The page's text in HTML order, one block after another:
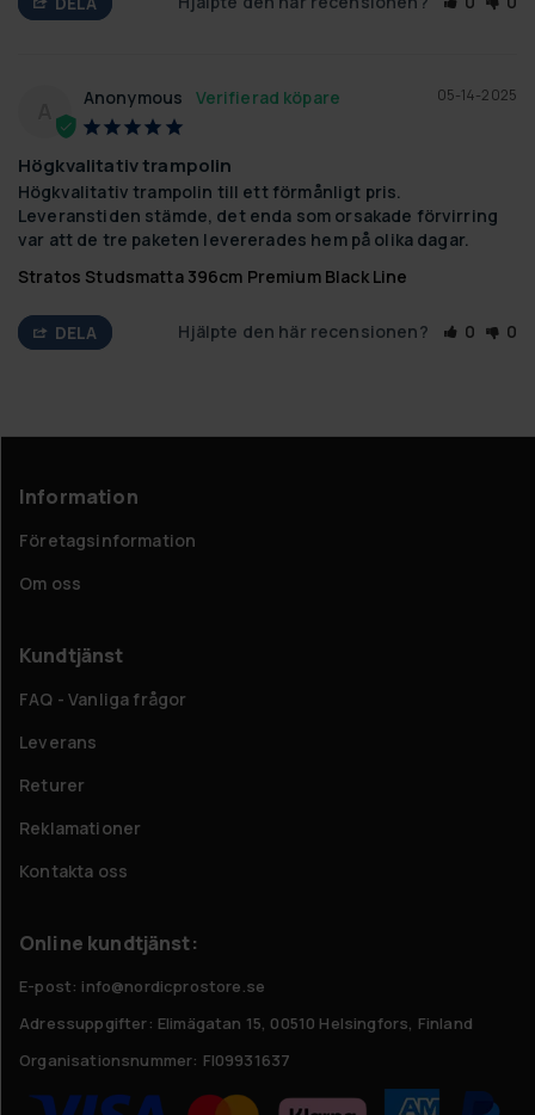
05-14-2025
Anonymous
Högkvalitativ trampolin
Högkvalitativ trampolin till ett förmånligt pris.
Leveranstiden stämde, det enda som orsakade förvirring
var att de tre paketen levererades hem på olika dagar.
Stratos Studsmatta 396cm Premium Black Line
DELA Hjälpte den här recensionen? 0 0
Information
Företagsinformation
Om oss
Kundtjänst
FAQ - Vanliga frågor
Leverans
Returer
Reklamationer
Kontakta oss
Online kundtjänst:
E-post: info@nordicprostore.se
Adressuppgifter: Elimägatan 15, 00510 Helsingfors, Finland
Organisationsnummer: FI09931637